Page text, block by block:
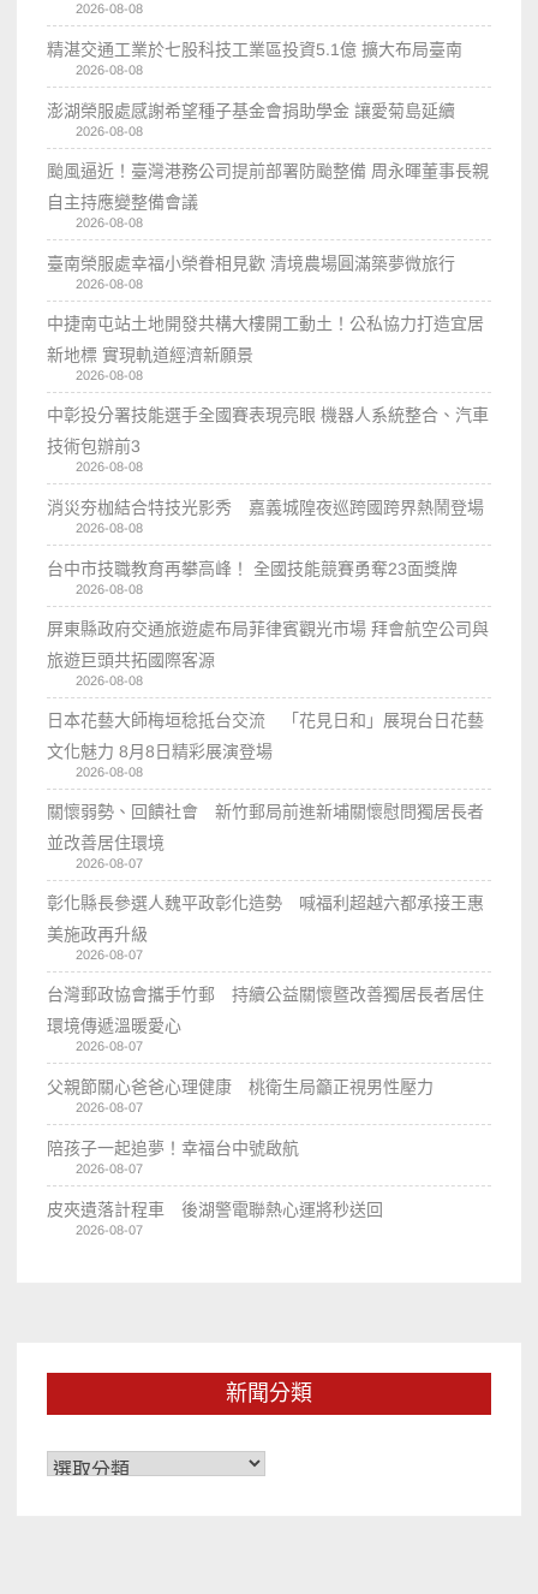
2026-08-08
精湛交通工業於七股科技工業區投資5.1億 擴大布局臺南
2026-08-08
澎湖榮服處感謝希望種子基金會捐助學金 讓愛菊島延續
2026-08-08
颱風逼近！臺灣港務公司提前部署防颱整備 周永暉董事長親
自主持應變整備會議
2026-08-08
臺南榮服處幸福小榮眷相見歡 清境農場圓滿築夢微旅行
2026-08-08
中捷南屯站土地開發共構大樓開工動土！公私協力打造宜居
新地標 實現軌道經濟新願景
2026-08-08
中彰投分署技能選手全國賽表現亮眼 機器人系統整合、汽車
技術包辦前3
2026-08-08
消災夯枷結合特技光影秀 嘉義城隍夜巡跨國跨界熱鬧登場
2026-08-08
台中市技職教育再攀高峰！ 全國技能競賽勇奪23面獎牌
2026-08-08
屏東縣政府交通旅遊處布局菲律賓觀光市場 拜會航空公司與
旅遊巨頭共拓國際客源
2026-08-08
日本花藝大師梅垣稔抵台交流 「花見日和」展現台日花藝
文化魅力 8月8日精彩展演登場
2026-08-08
關懷弱勢、回饋社會 新竹郵局前進新埔關懷慰問獨居長者
並改善居住環境
2026-08-07
彰化縣長參選人魏平政彰化造勢 喊福利超越六都承接王惠
美施政再升級
2026-08-07
台灣郵政協會攜手竹郵 持續公益關懷暨改善獨居長者居住
環境傳遞溫暖愛心
2026-08-07
父親節關心爸爸心理健康 桃衛生局籲正視男性壓力
2026-08-07
陪孩子一起追夢！幸福台中號啟航
2026-08-07
皮夾遺落計程車 後湖警電聯熱心運將秒送回
2026-08-07
新聞分類
新